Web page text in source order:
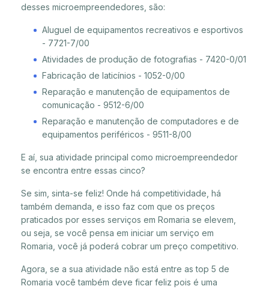
desses microempreendedores, são:
Aluguel de equipamentos recreativos e esportivos
- 7721-7/00
Atividades de produção de fotografias - 7420-0/01
Fabricação de laticínios - 1052-0/00
Reparação e manutenção de equipamentos de
comunicação - 9512-6/00
Reparação e manutenção de computadores e de
equipamentos periféricos - 9511-8/00
E aí, sua atividade principal como microempreendedor
se encontra entre essas cinco?
Se sim, sinta-se feliz! Onde há competitividade, há
também demanda, e isso faz com que os preços
praticados por esses serviços em Romaria se elevem,
ou seja, se você pensa em iniciar um serviço em
Romaria, você já poderá cobrar um preço competitivo.
Agora, se a sua atividade não está entre as top 5 de
Romaria você também deve ficar feliz pois é uma